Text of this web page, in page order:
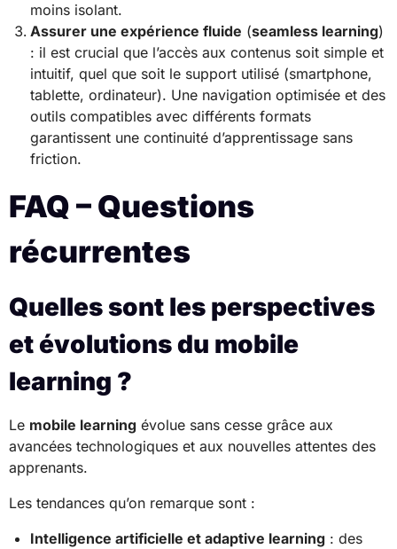
moins isolant.
Assurer une expérience fluide (seamless learning)
: il est crucial que l’accès aux contenus soit simple et
intuitif, quel que soit le support utilisé (smartphone,
tablette, ordinateur). Une navigation optimisée et des
outils compatibles avec différents formats
garantissent une continuité d’apprentissage sans
friction.
FAQ – Questions
récurrentes
Quelles sont les perspectives
et évolutions du mobile
learning ?
Le mobile learning évolue sans cesse grâce aux
avancées technologiques et aux nouvelles attentes des
apprenants.
Les tendances qu’on remarque sont :
Intelligence artificielle et adaptive learning : des